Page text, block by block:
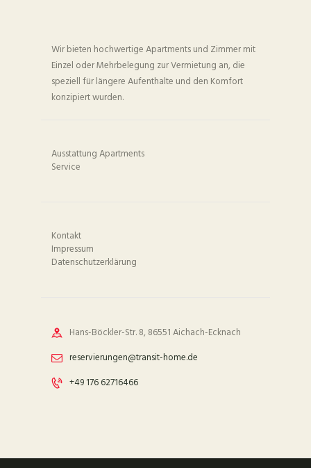
Wir bieten hochwertige Apartments und Zimmer mit
Einzel oder Mehrbelegung zur Vermietung an, die
speziell für längere Aufenthalte und den Komfort
konzipiert wurden.
Ausstattung Apartments
Service
Kontakt
Impressum
Datenschutzerklärung
Hans-Böckler-Str. 8, 86551 Aichach-Ecknach
reservierungen@transit-home.de
+49 176 62716466‬